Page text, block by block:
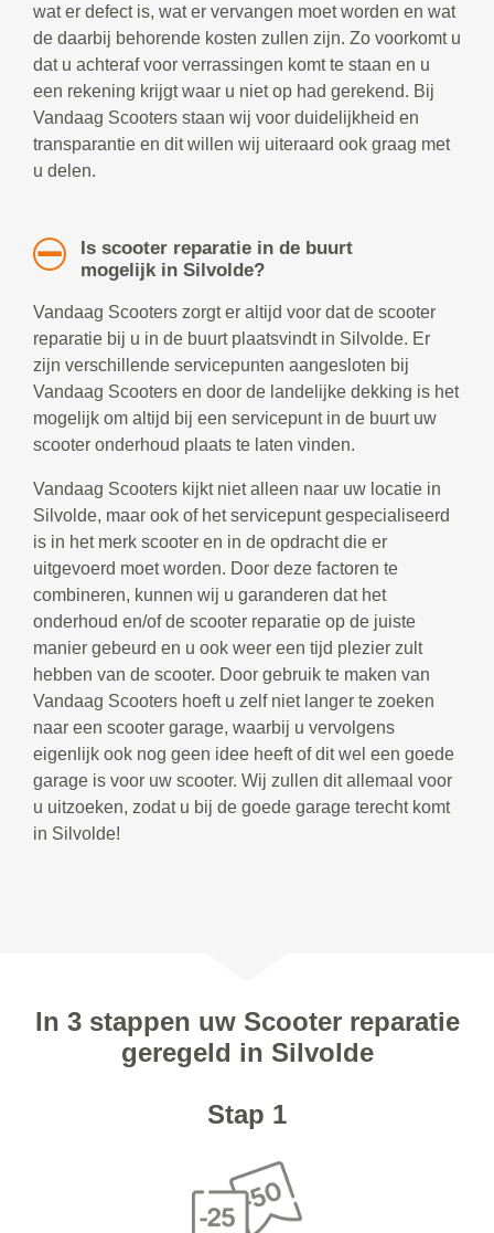
wat er defect is, wat er vervangen moet worden en wat
de daarbij behorende kosten zullen zijn. Zo voorkomt u
dat u achteraf voor verrassingen komt te staan en u
een rekening krijgt waar u niet op had gerekend. Bij
Vandaag Scooters staan wij voor duidelijkheid en
transparantie en dit willen wij uiteraard ook graag met
u delen.
Is scooter reparatie in de buurt
mogelijk in Silvolde?
Vandaag Scooters zorgt er altijd voor dat de scooter
reparatie bij u in de buurt plaatsvindt in Silvolde. Er
zijn verschillende servicepunten aangesloten bij
Vandaag Scooters en door de landelijke dekking is het
mogelijk om altijd bij een servicepunt in de buurt uw
scooter onderhoud plaats te laten vinden.
Vandaag Scooters kijkt niet alleen naar uw locatie in
Silvolde, maar ook of het servicepunt gespecialiseerd
is in het merk scooter en in de opdracht die er
uitgevoerd moet worden. Door deze factoren te
combineren, kunnen wij u garanderen dat het
onderhoud en/of de scooter reparatie op de juiste
manier gebeurd en u ook weer een tijd plezier zult
hebben van de scooter. Door gebruik te maken van
Vandaag Scooters hoeft u zelf niet langer te zoeken
naar een scooter garage, waarbij u vervolgens
eigenlijk ook nog geen idee heeft of dit wel een goede
garage is voor uw scooter. Wij zullen dit allemaal voor
u uitzoeken, zodat u bij de goede garage terecht komt
in Silvolde!
In 3 stappen uw Scooter reparatie
geregeld in Silvolde
Stap 1